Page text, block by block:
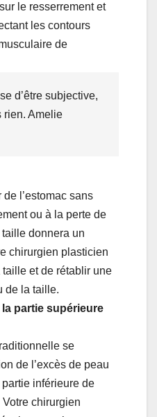
le resserrement et
les contours
de
d’être subjective,
rien. Amelie
l’estomac sans
ou à la perte de
donnera un
chirurgien plasticien
taille et de rétablir une
de la taille.
partie supérieure
se
de l’excès de peau
inférieure de
Votre chirurgien